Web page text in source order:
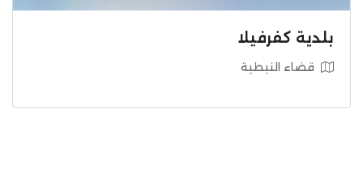
بلدية كفرفيلا
قضاء النبطية